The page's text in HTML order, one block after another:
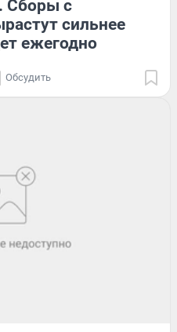
Сборы с
сильнее
ежегодно
Обсудить